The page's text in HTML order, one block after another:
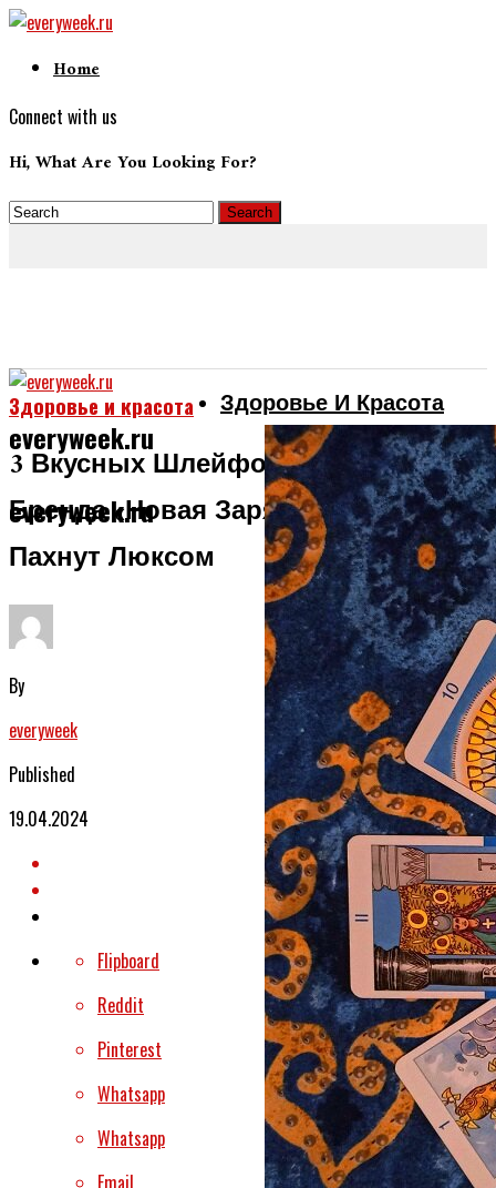
Home
Connect with us
Hi, What Are You Looking For?
everyweek.ru
everyweek.ru
Здоровье И Красота
Здоровье и красота
3 Вкусных Шлейфовых Аромата От
Бренда «Новая Заря», Которые
Пахнут Люксом
By
everyweek
Published
19.04.2024
Flipboard
Reddit
Pinterest
Whatsapp
Whatsapp
Email